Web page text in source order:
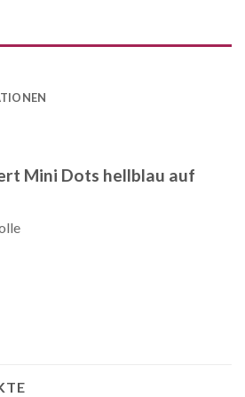
Mini Dots hellblau auf